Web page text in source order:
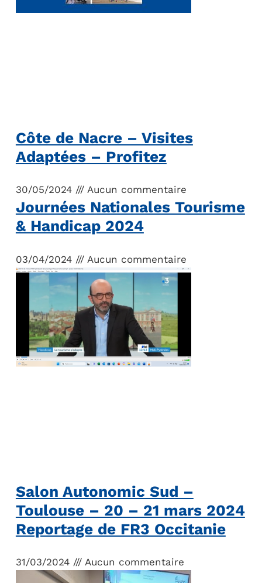
Côte de Nacre – Visites
Adaptées – Profitez
30/05/2024 Aucun commentaire
Journées Nationales Tourisme
& Handicap 2024
03/04/2024 Aucun commentaire
Salon Autonomic Sud –
Toulouse – 20 – 21 mars 2024
Reportage de FR3 Occitanie
31/03/2024 Aucun commentaire